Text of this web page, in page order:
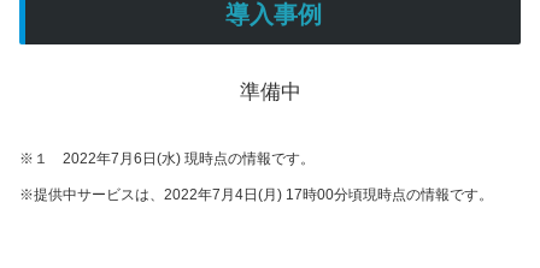
導入事例
準備中
※１ 2022年7月6日(水) 現時点の情報です。
※提供中サービスは、2022年7月4日(月) 17時00分頃現時点の情報です。